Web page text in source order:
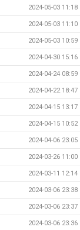
2024-05-03 11:18
2024-05-03 11:10
2024-05-03 10:59
2024-04-30 15:16
2024-04-24 08:59
2024-04-22 18:47
2024-04-15 13:17
2024-04-15 10:52
2024-04-06 23:05
2024-03-26 11:00
2024-03-11 12:14
2024-03-06 23:38
2024-03-06 23:37
2024-03-06 23:36